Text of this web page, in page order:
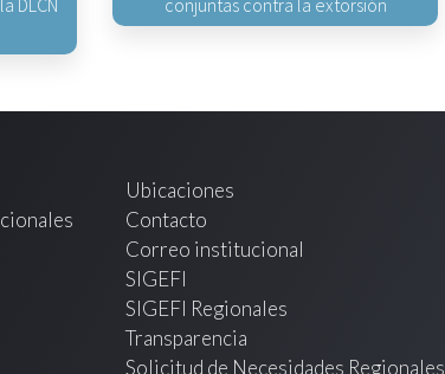
DLCN
conjuntas contra la extorsión
Ubicaciones
Contacto
Correo institucional
SIGEFI
SIGEFI Regionales
Transparencia
Solicitud de Necesidades Regionales